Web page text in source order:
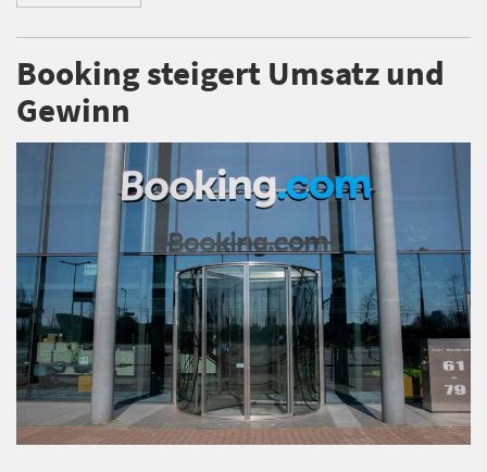
Booking steigert Umsatz und
Gewinn